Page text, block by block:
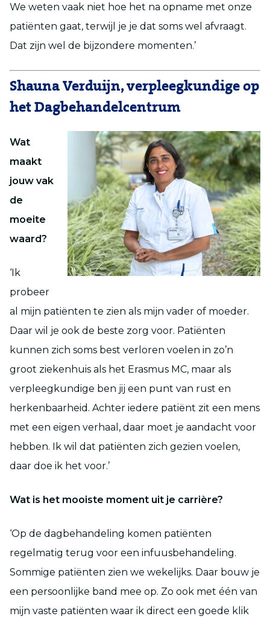
We weten vaak niet hoe het na opname met onze
patiënten gaat, terwijl je je dat soms wel afvraagt.
Dat zijn wel de bijzondere momenten.’
Shauna Verduijn, verpleegkundige op
het Dagbehandelcentrum
Wat
maakt
jouw vak
de
moeite
waard?
‘Ik
probeer
al mijn patiënten te zien als mijn vader of moeder.
Daar wil je ook de beste zorg voor. Patiënten
kunnen zich soms best verloren voelen in zo’n
groot ziekenhuis als het Erasmus MC, maar als
verpleegkundige ben jij een punt van rust en
herkenbaarheid. Achter iedere patiënt zit een mens
met een eigen verhaal, daar moet je aandacht voor
hebben. Ik wil dat patiënten zich gezien voelen,
daar doe ik het voor.’
Wat is het mooiste moment uit je carrière?
‘Op de dagbehandeling komen patiënten
regelmatig terug voor een infuusbehandeling.
Sommige patiënten zien we wekelijks. Daar bouw je
een persoonlijke band mee op. Zo ook met één van
mijn vaste patiënten waar ik direct een goede klik